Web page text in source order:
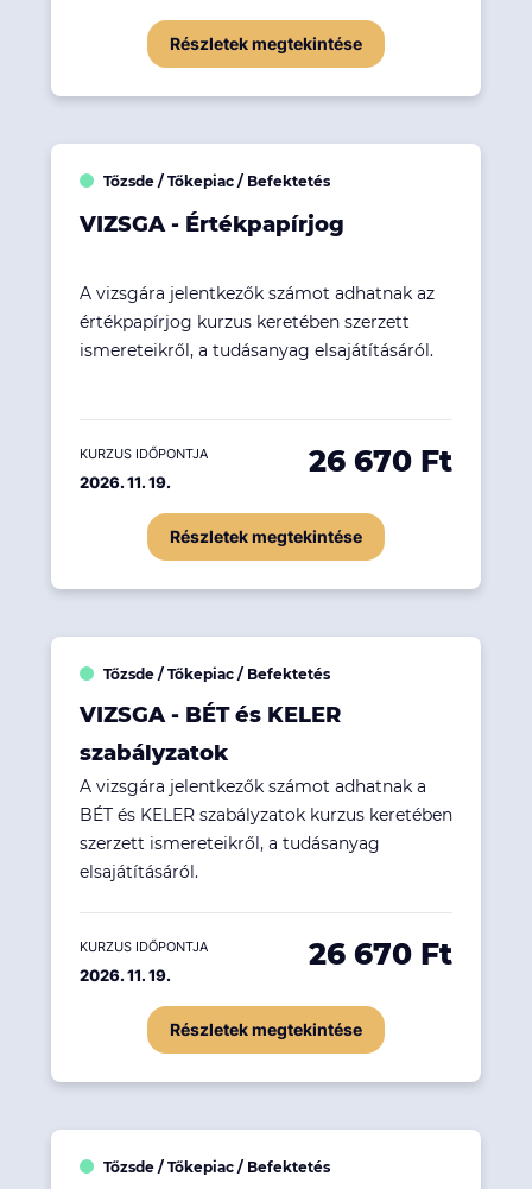
Részletek megtekintése
Tőzsde / Tőkepiac / Befektetés
VIZSGA - Értékpapírjog
A vizsgára jelentkezők számot adhatnak az
értékpapírjog kurzus keretében szerzett
ismereteikről, a tudásanyag elsajátításáról.
KURZUS IDŐPONTJA
2026. 11. 19.
26 670 Ft
Részletek megtekintése
Tőzsde / Tőkepiac / Befektetés
VIZSGA - BÉT és KELER
szabályzatok
A vizsgára jelentkezők számot adhatnak a
BÉT és KELER szabályzatok kurzus keretében
szerzett ismereteikről, a tudásanyag
elsajátításáról.
KURZUS IDŐPONTJA
2026. 11. 19.
26 670 Ft
Részletek megtekintése
Tőzsde / Tőkepiac / Befektetés